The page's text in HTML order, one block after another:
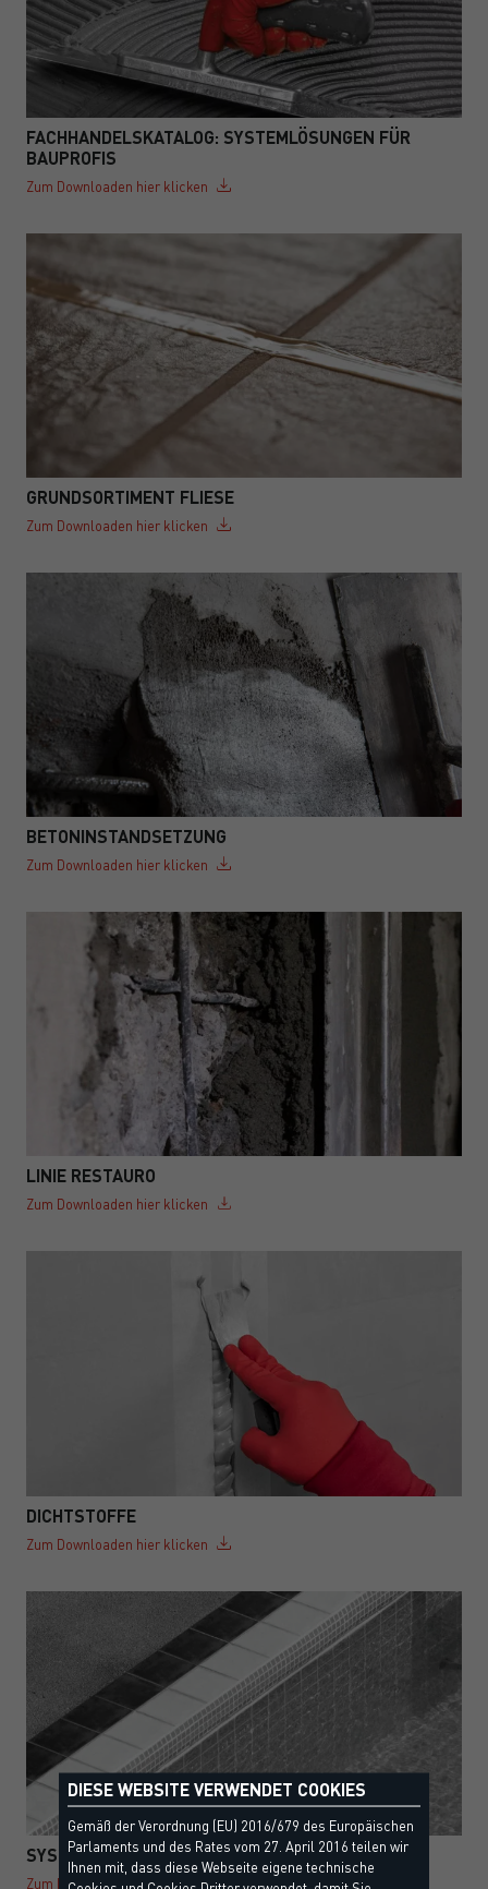
FACHHANDELSKATALOG: SYSTEMLÖSUNGEN FÜR
BAUPROFIS
Zum Downloaden hier klicken
GRUNDSORTIMENT FLIESE
Zum Downloaden hier klicken
BETONINSTANDSETZUNG
Zum Downloaden hier klicken
LINIE RESTAURO
Zum Downloaden hier klicken
DICHTSTOFFE
Zum Downloaden hier klicken
SYSTEMLÖSUNG SCHWIMMBADBAU
Zum Downloaden hier klicken
DIESE WEBSITE VERWENDET COOKIES
Gemäß der Verordnung (EU) 2016/679 des Europäischen
Parlaments und des Rates vom 27. April 2016 teilen wir
Ihnen mit, dass diese Webseite eigene technische